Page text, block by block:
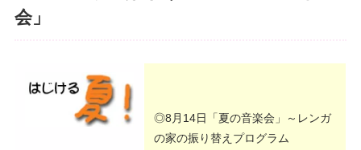
会」
◎8月14日「夏の音楽会」～レンガ
の家の振り替えプログラム